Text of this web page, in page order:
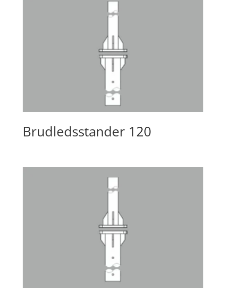
Brudledsstander 120